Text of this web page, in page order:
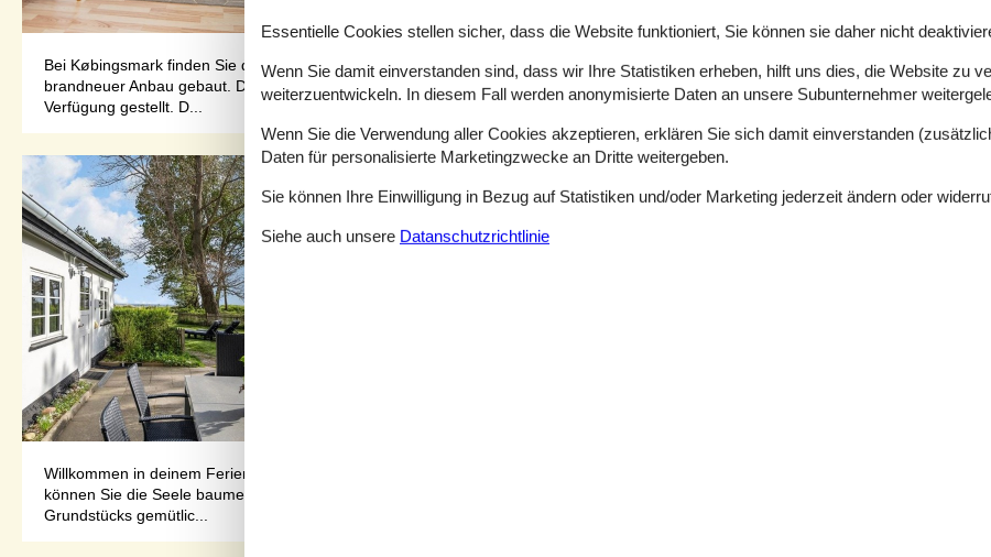
Bei Købingsmark finden Sie dieses helle und gut eingerichtete Sommerhaus. Das Haus wird laufend renoviert, u.a. im Jahr 2019 mit
brandneuer Anbau gebaut. Die offene Küche/Esszimmer sorgt zu jeder Tageszeit für gemütliche Zusammenkünfte, und der
Verfügung gestellt. D...
Ferienhaus mit Meerblick und großem
4 Personen
Willkommen in deinem FerienhausVerbringen Sie Ihre Urlaubstage in diesem gemütlichen Kleinod mit Meerblick: einem Ferienhaus
können Sie die Seele baumeln und den Alltagsstress hinter sich lassen.Den reizvollen Meerblick genießen Sie aus der Küche, von der
Grundstücks gemütlic...
Essentielle Cookies stellen sicher, dass die Website funktioniert, Sie können sie daher nicht
Wenn Sie damit einverstanden sind, dass wir Ihre Statistiken erheben, hilft uns dies, die Website zu
weiterzuentwickeln. In diesem Fall werden anonymisierte Daten an unsere Subunternehmer
Wenn Sie die Verwendung aller Cookies akzeptieren, erklären Sie sich damit einverstanden
Daten für personalisierte Marketingzwecke an Dritte weitergeben.
Sie können Ihre Einwilligung in Bezug auf Statistiken und/oder Marketing jederzeit ändern oder
Siehe auch unsere Datanschutzrichtlinie